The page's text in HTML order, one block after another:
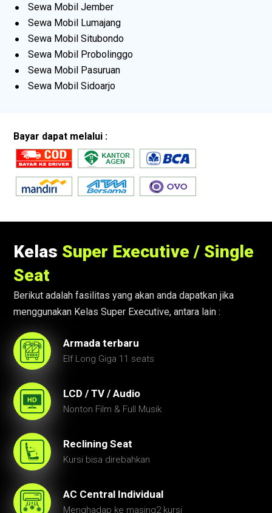
Sewa Mobil Jember
Sewa Mobil Lumajang
Sewa Mobil Situbondo
Sewa Mobil Probolinggo
Sewa Mobil Pasuruan
Sewa Mobil Sidoarjo
Bayar dapat melalui :
Kelas Super Executive / Single
Seat
Berikut adalah fasilitas yang akan anda dapatkan jika
menggunakan Kelas Super Executive, antara lain :
Armada terbaru
Elf Long Giga 11 seats
LCD / TV / Audio
Nonton Film & Full Musik
Reclining Seat
Kursi bisa direbahkan
AC Central Individual
Menghadap ke masing2 kursi